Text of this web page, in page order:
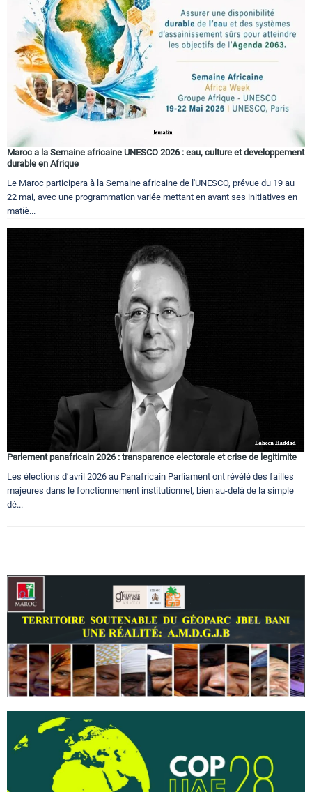
Circuits touristiques
Tourisme
Régions
Hotels
Evenements
Maroc a la Semaine africaine UNESCO 2026 : eau, culture et developpement
durable en Afrique
Le Maroc participera à la Semaine africaine de l'UNESCO, prévue du 19 au
22 mai, avec une programmation variée mettant en avant ses initiatives en
matiè...
Parlement panafricain 2026 : transparence electorale et crise de legitimite
Les élections d’avril 2026 au Panafricain Parliament ont révélé des failles
majeures dans le fonctionnement institutionnel, bien au-delà de la simple
dé...